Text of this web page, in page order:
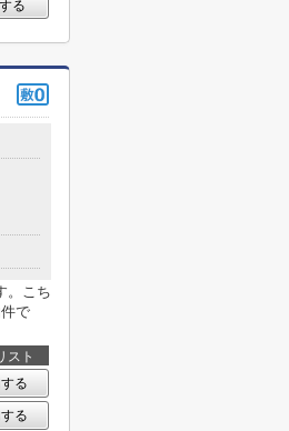
る
。こち
で
スト
る
る